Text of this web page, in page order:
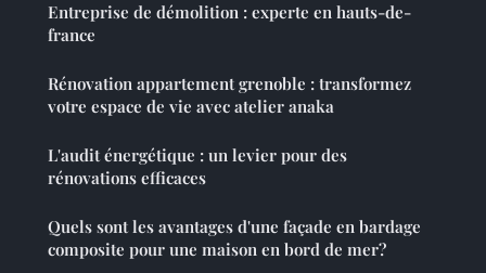
Entreprise de démolition : experte en hauts-de-
france
Rénovation appartement grenoble : transformez
votre espace de vie avec atelier anaka
L'audit énergétique : un levier pour des
rénovations efficaces
Quels sont les avantages d'une façade en bardage
composite pour une maison en bord de mer?